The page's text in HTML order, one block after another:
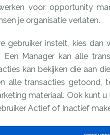
voor opportunity
je organisatie verlaten.
gebruiker instelt, kies dan
Een Manager kan alle
kan bekijken die aan
alle transacties getoond,
materiaal. Ook kunt
Actief of Inactief